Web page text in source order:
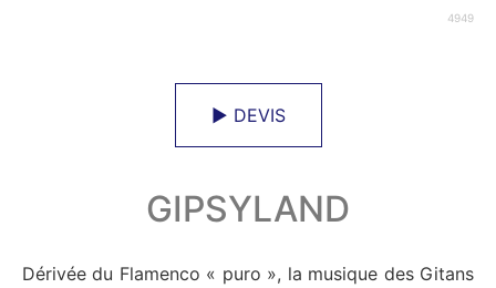
4949
► DEVIS
GIPSYLAND
Dérivée du Flamenco « puro », la musique des Gitans